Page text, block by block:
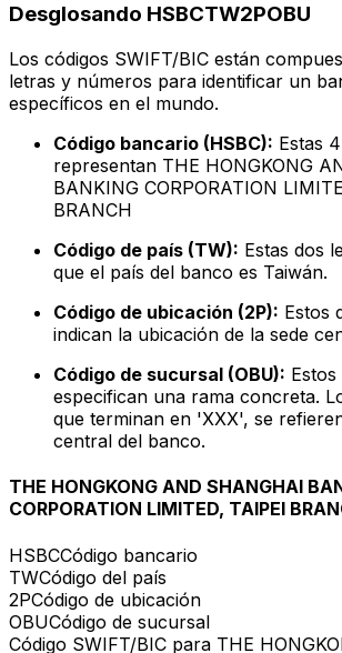
Desglosando HSBCTW2POBU
Los códigos SWIFT/BIC están
letras y números para identificar un
específicos en el mundo.
Código bancario (HSBC): Estas
representan THE HONGKONG
BANKING CORPORATION
BRANCH
Código de país (TW): Estas dos
que el país del banco es Taiwán.
Código de ubicación (2P): Estos
indican la ubicación de la sede
Código de sucursal (OBU): Estos
especifican una rama concreta.
que terminan en 'XXX', se
central del banco.
THE HONGKONG AND SHANGHAI
CORPORATION LIMITED, TAIPEI
HSBCCódigo bancario
TWCódigo del país
2PCódigo de ubicación
OBUCódigo de sucursal
Código SWIFT/BIC para THE